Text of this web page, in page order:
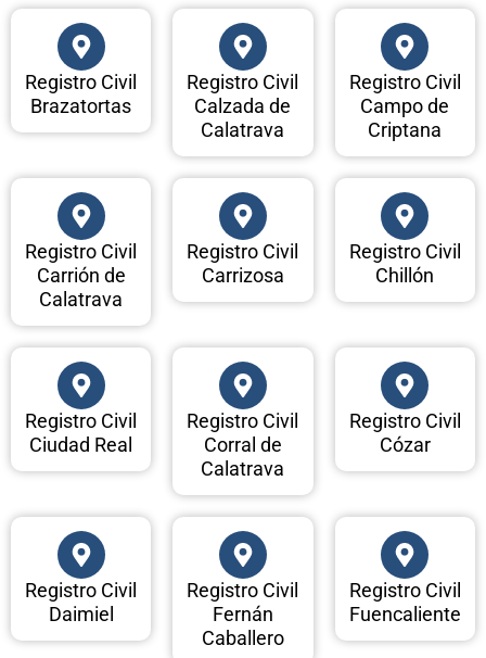
Registro Civil
Brazatortas
Registro Civil
Calzada de
Calatrava
Registro Civil
Campo de
Criptana
Registro Civil
Carrión de
Calatrava
Registro Civil
Carrizosa
Registro Civil
Chillón
Registro Civil
Ciudad Real
Registro Civil
Corral de
Calatrava
Registro Civil
Cózar
Registro Civil
Daimiel
Registro Civil
Fernán
Caballero
Registro Civil
Fuencaliente